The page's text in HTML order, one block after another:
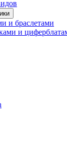
и браслетами
и